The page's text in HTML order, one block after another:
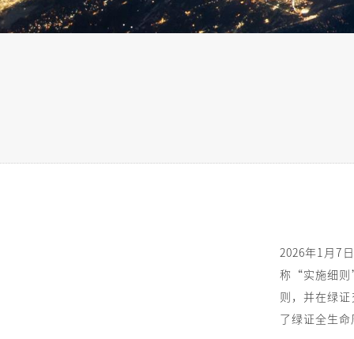
2026年1月7
称“实施细则
则，并在绿
了绿证全生